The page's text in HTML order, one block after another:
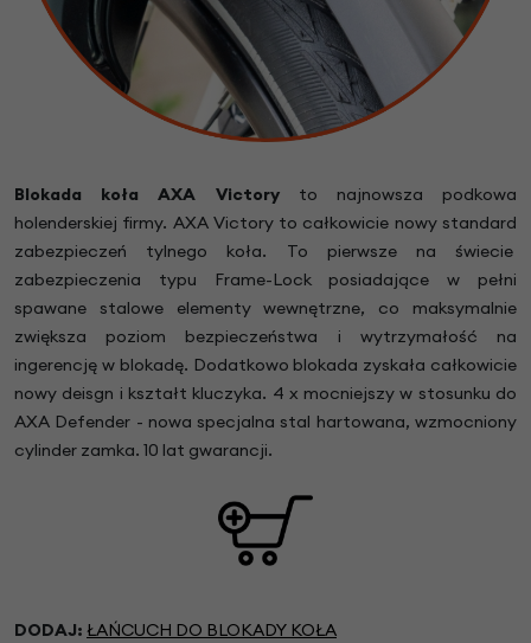
Blokada koła AXA Victory to najnowsza podkowa
holenderskiej firmy. AXA Victory to całkowicie nowy standard
zabezpieczeń tylnego koła. To pierwsze na świecie
zabezpieczenia typu Frame-Lock posiadające w pełni
spawane stalowe elementy wewnętrzne, co maksymalnie
zwiększa poziom bezpieczeństwa i wytrzymałość na
ingerencję w blokadę. Dodatkowo blokada zyskała całkowicie
nowy deisgn i kształt kluczyka. 4 x mocniejszy w stosunku do
AXA Defender - nowa specjalna stal hartowana, wzmocniony
cylinder zamka. 10 lat gwarancji.
DODAJ: ŁAŃCUCH DO BLOKADY KOŁA